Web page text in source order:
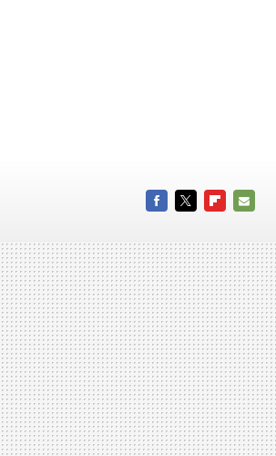
MAIL